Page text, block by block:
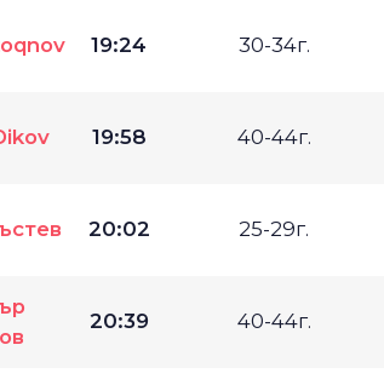
19:24 30-34г.
19:58 40-44г.
20:02 25-29г.
20:39 40-44г.